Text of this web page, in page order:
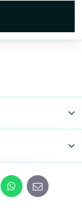
WhatsApp
E-
mail